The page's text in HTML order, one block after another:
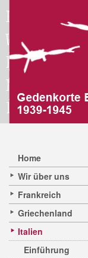
Home
Wir über uns
Frankreich
Griechenland
Italien
Einführung